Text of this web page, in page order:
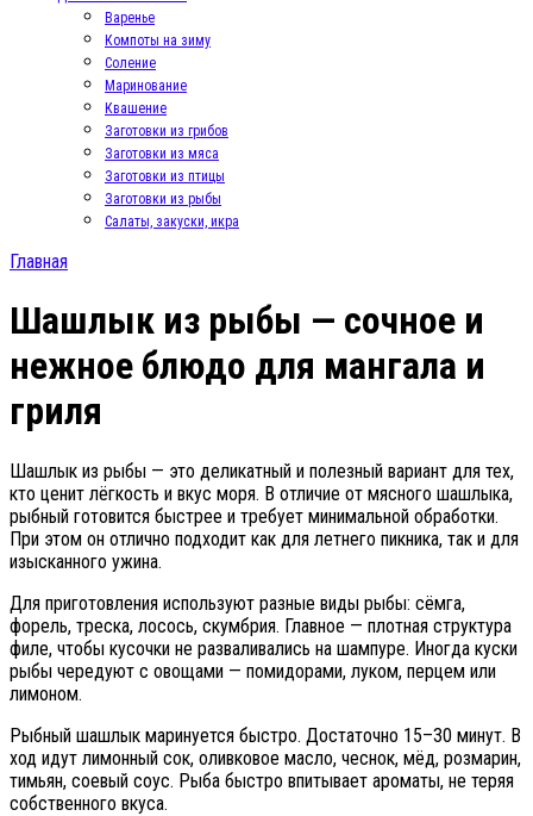
Варенье
Компоты на зиму
Соление
Маринование
Квашение
Заготовки из грибов
Заготовки из мяса
Заготовки из птицы
Заготовки из рыбы
Салаты, закуски, икра
Главная
Шашлык из рыбы — сочное и
нежное блюдо для мангала и
гриля
Шашлык из рыбы — это деликатный и полезный вариант для тех,
кто ценит лёгкость и вкус моря. В отличие от мясного шашлыка,
рыбный готовится быстрее и требует минимальной обработки.
При этом он отлично подходит как для летнего пикника, так и для
изысканного ужина.
Для приготовления используют разные виды рыбы: сёмга,
форель, треска, лосось, скумбрия. Главное — плотная структура
филе, чтобы кусочки не разваливались на шампуре. Иногда куски
рыбы чередуют с овощами — помидорами, луком, перцем или
лимоном.
Рыбный шашлык маринуется быстро. Достаточно 15–30 минут. В
ход идут лимонный сок, оливковое масло, чеснок, мёд, розмарин,
тимьян, соевый соус. Рыба быстро впитывает ароматы, не теряя
собственного вкуса.